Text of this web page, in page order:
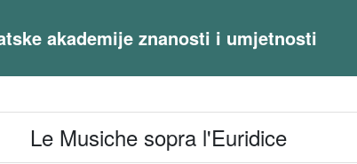
akademije znanosti i umjetnosti
Le Musiche sopra l'Euridice